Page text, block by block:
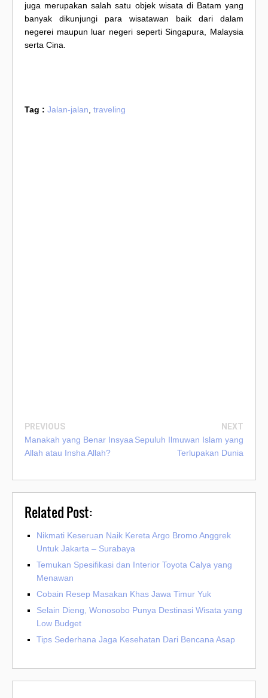
juga merupakan salah satu objek wisata di Batam yang
banyak dikunjungi para wisatawan baik dari dalam
negerei maupun luar negeri seperti Singapura, Malaysia
serta Cina.
Tag : Jalan-jalan traveling
PREVIOUS
Manakah yang Benar Insyaa
Allah atau Insha Allah?
NEXT
Sepuluh Ilmuwan Islam yang
Terlupakan Dunia
Related Post:
Nikmati Keseruan Naik Kereta Argo Bromo Anggrek
Untuk Jakarta – Surabaya
Temukan Spesifikasi dan Interior Toyota Calya yang
Menawan
Cobain Resep Masakan Khas Jawa Timur Yuk
Selain Dieng, Wonosobo Punya Destinasi Wisata yang
Low Budget
Tips Sederhana Jaga Kesehatan Dari Bencana Asap